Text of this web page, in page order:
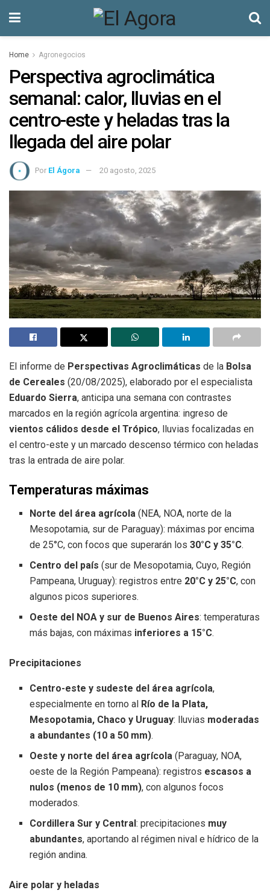
Home Agronegocios
Perspectiva agroclimática
semanal: calor, lluvias en el
centro-este y heladas tras la
llegada del aire polar
Por El Ágora 20 agosto, 2025
El informe de Perspectivas Agroclimáticas de la Bolsa
de Cereales (20/08/2025), elaborado por el especialista
Eduardo Sierra, anticipa una semana con contrastes
marcados en la región agrícola argentina: ingreso de
vientos cálidos desde el Trópico, lluvias focalizadas en
el centro-este y un marcado descenso térmico con heladas
tras la entrada de aire polar.
Temperaturas máximas
Norte del área agrícola (NEA, NOA, norte de la
Mesopotamia, sur de Paraguay): máximas por encima
de 25°C, con focos que superarán los30°C y 35°C.
Centro del país (sur de Mesopotamia, Cuyo, Región
Pampeana, Uruguay): registros entre 20°C y 25°C, con
algunos picos superiores.
Oeste del NOA y sur de Buenos Aires: temperaturas
más bajas, con máximas inferiores a 15°C.
Precipitaciones
Centro-este y sudeste del área agrícola,
especialmente en torno al Río de la Plata,
Mesopotamia, Chaco y Uruguay: lluvias moderadas
a abundantes (10 a 50 mm).
Oeste y norte del área agrícola (Paraguay, NOA,
oeste de la Región Pampeana): registros escasos a
nulos (menos de 10 mm), con algunos focos
moderados.
Cordillera Sur y Central: precipitaciones muy
abundantes, aportando al régimen nival e hídrico de la
región andina.
Aire polar y heladas